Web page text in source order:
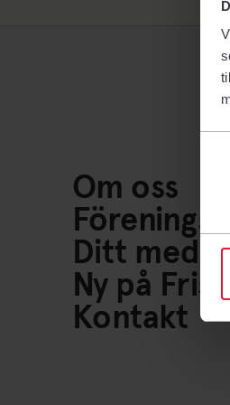
Om oss
Föreningsliv
Ditt
Ny på Friskis
Kontakt